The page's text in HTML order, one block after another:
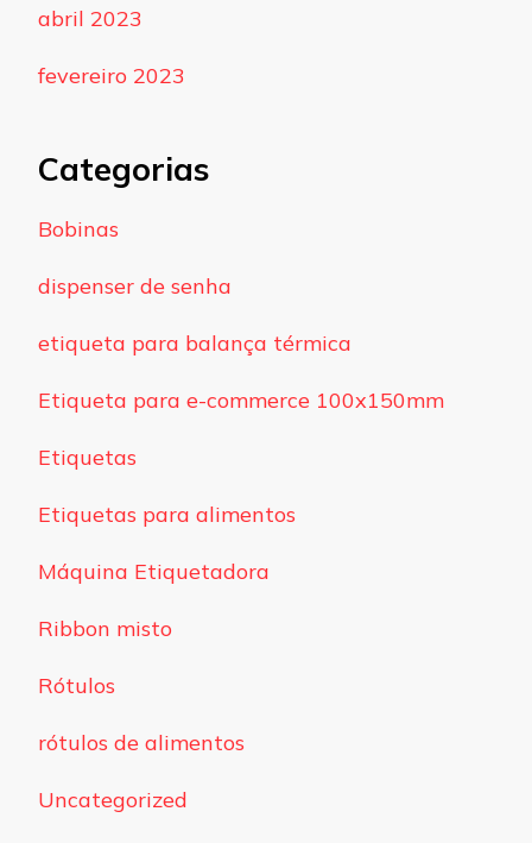
abril 2023
fevereiro 2023
Categorias
Bobinas
dispenser de senha
etiqueta para balança térmica
Etiqueta para e-commerce 100x150mm
Etiquetas
Etiquetas para alimentos
Máquina Etiquetadora
Ribbon misto
Rótulos
rótulos de alimentos
Uncategorized